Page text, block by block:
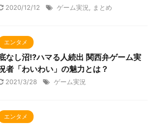
2020/12/12 ゲーム実況 まとめ
エンタメ
なし沼!?ハマる人続出 関西弁ゲーム実
者「わいわい」の魅力とは？
2021/3/28 ゲーム実況
エンタメ